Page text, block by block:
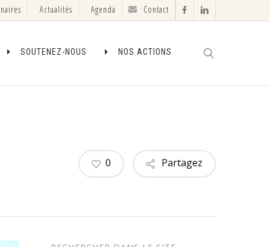
facebooklinkedin
Actualités Agenda Contact
SOUTENEZ-NOUS NOS ACTIONS
Partagez
0